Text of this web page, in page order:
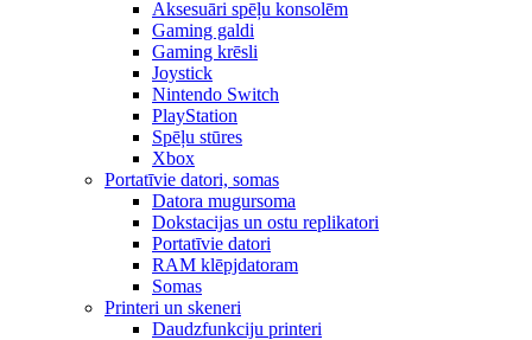
Aksesuāri spēļu konsolēm
Gaming galdi
Gaming krēsli
Joystick
Nintendo Switch
PlayStation
Spēļu stūres
Xbox
Portatīvie datori, somas
Datora mugursoma
Dokstacijas un ostu replikatori
Portatīvie datori
RAM klēpjdatoram
Somas
Printeri un skeneri
Daudzfunkciju printeri